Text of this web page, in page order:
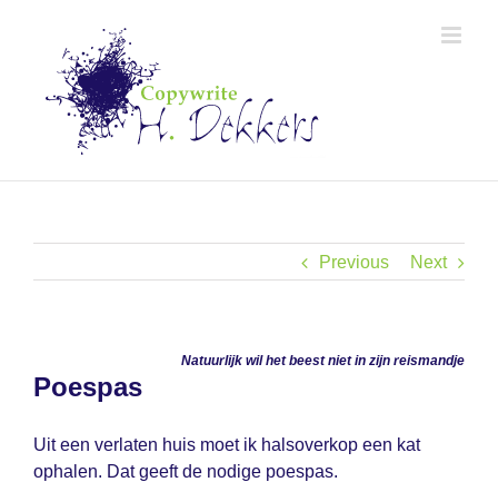
Previous Next
Natuurlijk wil het beest niet in zijn reismandje
Poespas
Uit een verlaten huis moet ik halsoverkop een kat
ophalen. Dat geeft de nodige poespas.